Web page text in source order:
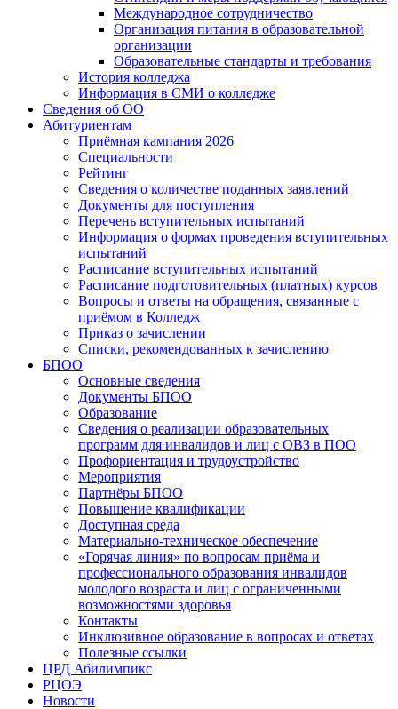
Международное сотрудничество
Организация питания в образовательной
организации
Образовательные стандарты и требования
История колледжа
Информация в СМИ о колледже
Сведения об ОО
Абитуриентам
Приёмная кампания 2026
Специальности
Рейтинг
Сведения о количестве поданных заявлений
Документы для поступления
Перечень вступительных испытаний
Информация о формах проведения вступительных
испытаний
Расписание вступительных испытаний
Расписание подготовительных (платных) курсов
Вопросы и ответы на обращения, связанные с
приёмом в Колледж
Приказ о зачислении
Списки, рекомендованных к зачислению
БПОО
Основные сведения
Документы БПОО
Образование
Сведения о реализации образовательных
программ для инвалидов и лиц с ОВЗ в ПОО
Профориентация и трудоустройство
Мероприятия
Партнёры БПОО
Повышение квалификации
Доступная среда
Материально-техническое обеспечение
«Горячая линия» по вопросам приёма и
профессионального образования инвалидов
молодого возраста и лиц с ограниченными
возможностями здоровья
Контакты
Инклюзивное образование в вопросах и ответах
Полезные ссылки
ЦРД Абилимпикс
РЦОЭ
Новости